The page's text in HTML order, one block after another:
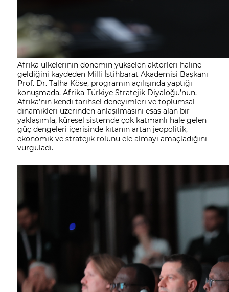
Afrika ülkelerinin dönemin yükselen aktörleri haline
geldiğini kaydeden Milli İstihbarat Akademisi Başkanı
Prof. Dr. Talha Köse, programın açılışında yaptığı
konuşmada, Afrika-Türkiye Stratejik Diyaloğu’nun,
Afrika’nın kendi tarihsel deneyimleri ve toplumsal
dinamikleri üzerinden anlaşılmasını esas alan bir
yaklaşımla, küresel sistemde çok katmanlı hale gelen
güç dengeleri içerisinde kıtanın artan jeopolitik,
ekonomik ve stratejik rolünü ele almayı amaçladığını
vurguladı.